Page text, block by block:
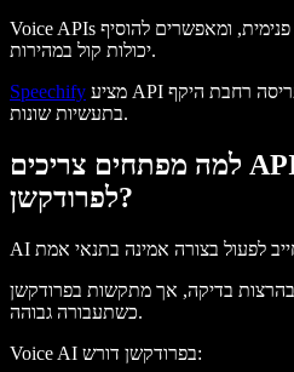
Voice APIs חוסכים את הצורך לאמן מודלים פנימית, ומאפשרים להוסיף
יכולות קול במהירות.
Speechify
בתעשיות שונות.
למה מפתחים צריכים API-ים מוכנים
לפרודקשן?
בדיקה, אך מתקשות בפרודקשן
כשתעבורה גבוהה.
Voice AI בפרודקשן דורש: